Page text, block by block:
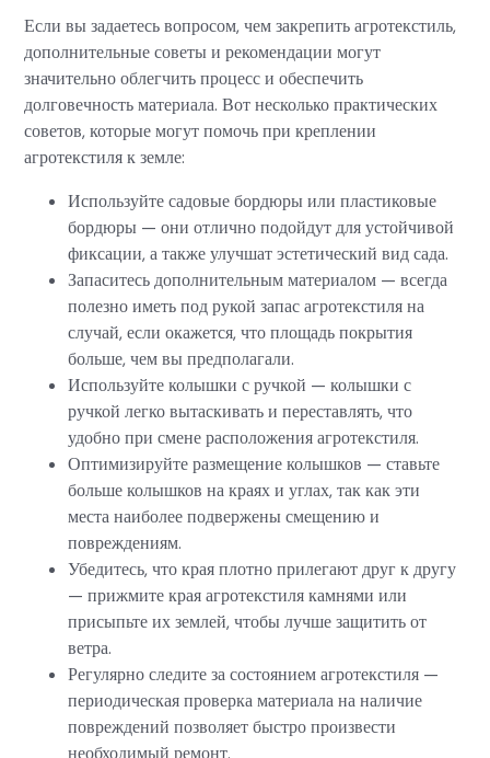
Если вы задаетесь вопросом, чем закрепить агротекстиль,
дополнительные советы и рекомендации могут
значительно облегчить процесс и обеспечить
долговечность материала. Вот несколько практических
советов, которые могут помочь при креплении
агротекстиля к земле:
Используйте садовые бордюры или пластиковые
бордюры — они отлично подойдут для устойчивой
фиксации, а также улучшат эстетический вид сада.
Запаситесь дополнительным материалом — всегда
полезно иметь под рукой запас агротекстиля на
случай, если окажется, что площадь покрытия
больше, чем вы предполагали.
Используйте колышки с ручкой — колышки с
ручкой легко вытаскивать и переставлять, что
удобно при смене расположения агротекстиля.
Оптимизируйте размещение колышков — ставьте
больше колышков на краях и углах, так как эти
места наиболее подвержены смещению и
повреждениям.
Убедитесь, что края плотно прилегают друг к другу
— прижмите края агротекстиля камнями или
присыпьте их землей, чтобы лучше защитить от
ветра.
Регулярно следите за состоянием агротекстиля —
периодическая проверка материала на наличие
повреждений позволяет быстро произвести
необходимый ремонт.